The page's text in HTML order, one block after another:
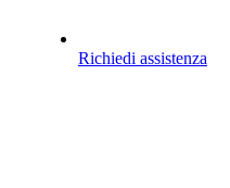
Richiedi assistenza